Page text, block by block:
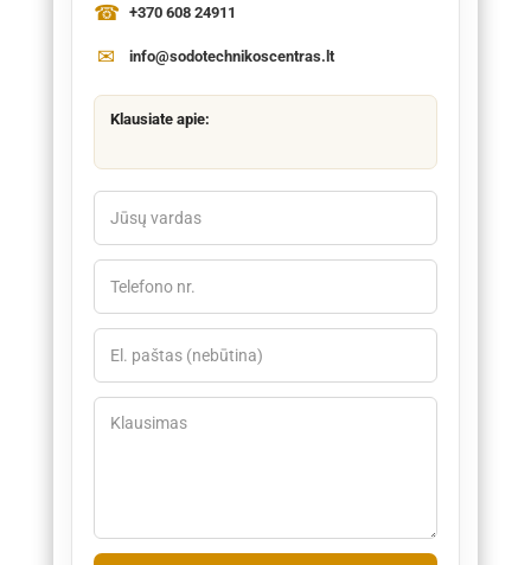
+370 608 24911
info@sodotechnikoscentras.lt
Klausiate apie: